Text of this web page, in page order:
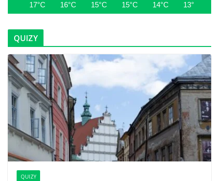
17°C 16°C 15°C 15°C 14°C 13°C
QUIZY
QUIZY